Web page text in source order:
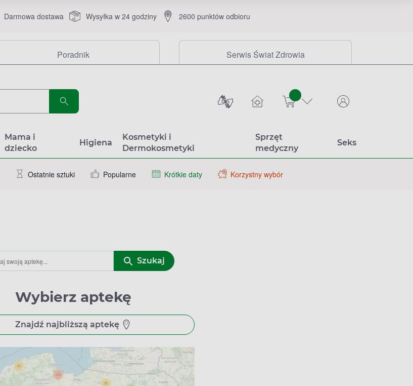
Darmowa dostawa Wysyłka w 24 godziny 2600 punktów odbioru
Poradnik Serwis Świat Zdrowia
sztuk
Mama i
dziecko
Higiena
Kosmetyki i
Dermokosmetyki
Sprzęt
medyczny
Seks
Ostatnie sztuki Popularne Krótkie daty Korzystny wybór
Szukaj
Wybierz aptekę
Znajdź najbliższą aptekę